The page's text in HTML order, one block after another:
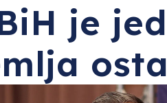
je